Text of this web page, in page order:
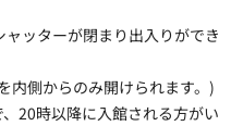
ッターが閉まり出入りができ
内側からのみ開けられます。)
20時以降に入館される方がい